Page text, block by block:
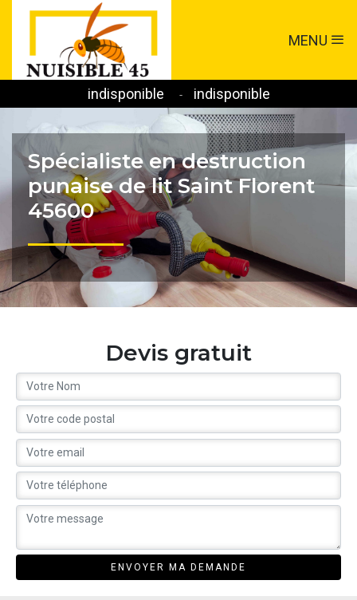
MENU
indisponible - indisponible
Spécialiste en destruction
punaise de lit Saint Florent
45600
Devis gratuit